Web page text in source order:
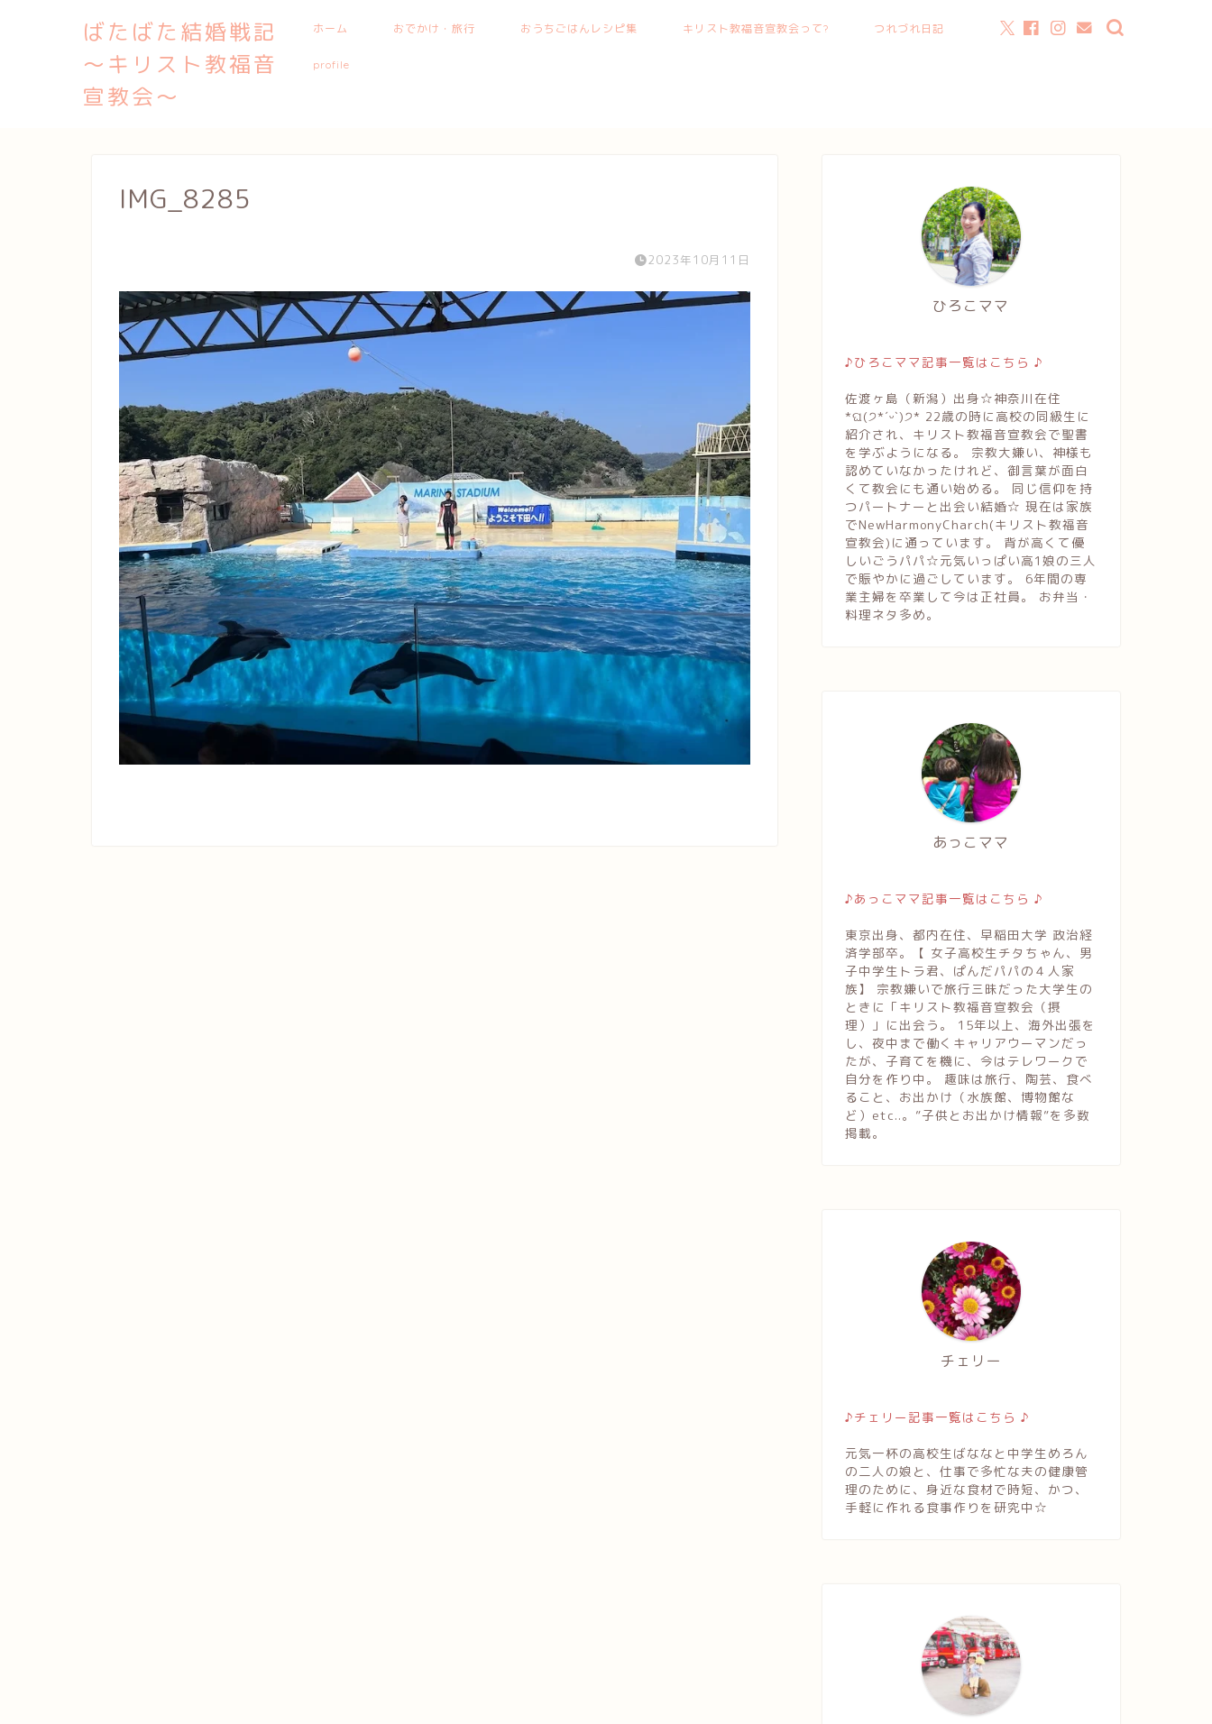
ばたばた結婚戦記
〜キリスト教福音
宣教会〜
ホーム おでかけ・旅行 おうちごはんレシピ集 キリスト教福音宣教会って? つれづれ日記
profile
IMG_8285
2023年10月11日
ひろこママ
♪ひろこママ記事一覧はこちら ♪
佐渡ヶ島（新潟）出身☆神奈川在住
*ଘ(੭*ˊᵕˋ)੭* 22歳の時に高校の同級生に
紹介され、キリスト教福音宣教会で聖書
を学ぶようになる。 宗教大嫌い、神様も
認めていなかったけれど、御言葉が面白
くて教会にも通い始める。 同じ信仰を持
つパートナーと出会い結婚☆ 現在は家族
でNewHarmonyCharch(キリスト教福音
宣教会)に通っています。 背が高くて優
しいごうパパ☆元気いっぱい高1娘の三人
で賑やかに過ごしています。 6年間の専
業主婦を卒業して今は正社員。 お弁当・
料理ネタ多め。
あっこママ
♪あっこママ記事一覧はこちら ♪
東京出身、都内在住、早稲田大学 政治経
済学部卒。【 女子高校生チタちゃん、男
子中学生トラ君、ぱんだパパの４人家
族】 宗教嫌いで旅行三昧だった大学生の
ときに「キリスト教福音宣教会（摂
理）」に出会う。 15年以上、海外出張を
し、夜中まで働くキャリアウーマンだっ
たが、子育てを機に、今はテレワークで
自分を作り中。 趣味は旅行、陶芸、食べ
ること、お出かけ（水族館、博物館な
ど）etc..。”子供とお出かけ情報”を多数
掲載。
チェリー
♪チェリー記事一覧はこちら ♪
元気一杯の高校生ばななと中学生めろん
の二人の娘と、仕事で多忙な夫の健康管
理のために、身近な食材で時短、かつ、
手軽に作れる食事作りを研究中☆